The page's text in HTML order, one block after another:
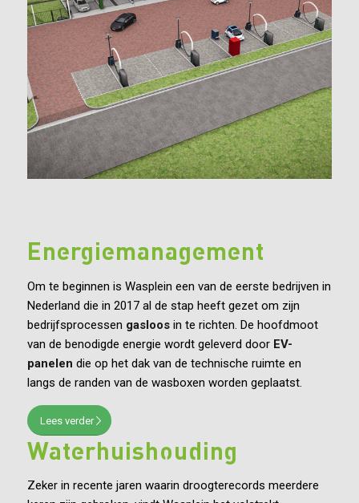
Energiemanagement
Om te beginnen is Wasplein een van de eerste bedrijven in
Nederland die in 2017 al de stap heeft gezet om zijn
bedrijfsprocessen gasloosin te richten. De hoofdmoot
van de benodigde energie wordt geleverd door EV-
panelen die op het dak van de technische ruimte en
langs de randen van de wasboxen worden geplaatst.
Lees verder
Waterhuishouding
Zeker in recente jaren waarin droogterecords meerdere